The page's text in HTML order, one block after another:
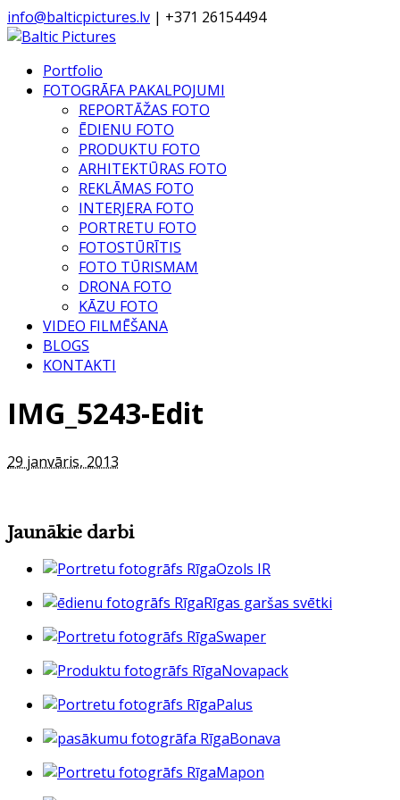
info@balticpictures.lv | +371 26154494
Portfolio
FOTOGRĀFA PAKALPOJUMI
REPORTĀŽAS FOTO
ĒDIENU FOTO
PRODUKTU FOTO
ARHITEKTŪRAS FOTO
REKLĀMAS FOTO
INTERJERA FOTO
PORTRETU FOTO
FOTOSTŪRĪTIS
FOTO TŪRISMAM
DRONA FOTO
KĀZU FOTO
VIDEO FILMĒŠANA
BLOGS
KONTAKTI
IMG_5243-Edit
29 janvāris, 2013
Jaunākie darbi
Ozols IR
Rīgas garšas svētki
Swaper
Novapack
Palus
Bonava
Mapon